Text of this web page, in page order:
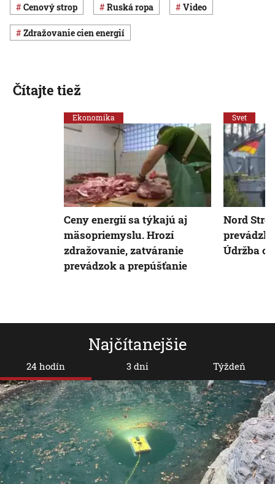
cenový strop ruská ropa Video
zdražovanie cien energií
Najčítanejšie
24 hodín 3 dni Týždeň
Čítajte tiež
Ekonomika
Ceny energií sa týkajú aj
mäsopriemyslu. Hrozí
zdražovanie, zatváranie
prevádzok a prepúšťanie
Svet
Nord
Údržba